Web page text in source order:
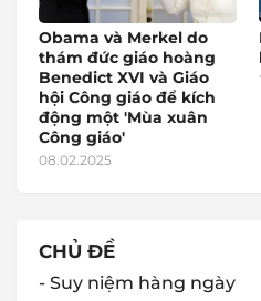
Obama và Merkel do
thám đức giáo hoàng
Benedict XVI và Giáo
hội Công giáo để kích
động một 'Mùa xuân
Công giáo'
08.02.2025
CHỦ ĐỀ
- Suy niệm hàng ngày